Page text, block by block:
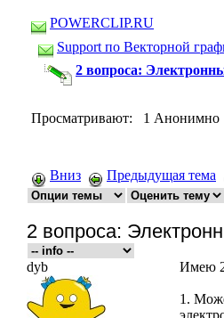
POWERCLIP.RU
Support по Векторной
2 вопроса:
Просматривают: 1 Анонимно
Вниз Предыдущая тема
2 вопроса:
dyb Имею 2
1.